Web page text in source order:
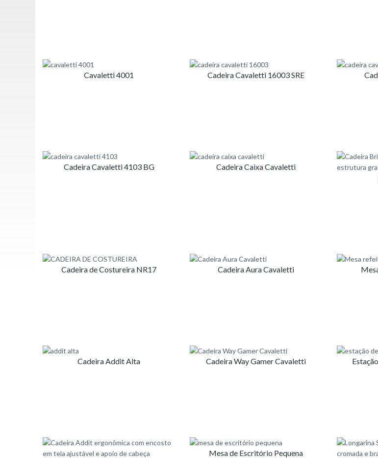
Cavaletti 4001 Cadeira Cavaletti 16003 SRE
Cadeira Cavaletti 4103 BG
Cadeira Caixa Cavaletti
Cadeira de Costureira NR17 Cadeira Aura Cavaletti
Cadeira Addit Alta Cadeira Way Gamer Cavaletti
Mesa de Escritório Pequena